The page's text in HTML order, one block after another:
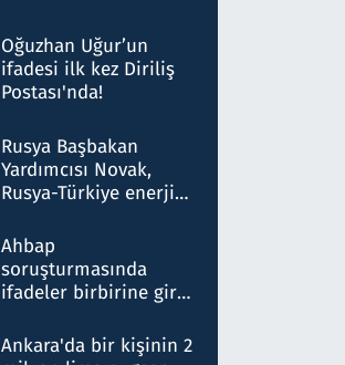
Oğuzhan Uğur’un
ifadesi ilk kez Diriliş
Postası'nda!
Rusya Başbakan
Yardımcısı Novak,
Rusya-Türkiye enerji
nitelikte olduğunu
belirtti
Ahbap
soruşturmasında
ifadeler birbirine girdi:
ifadelerinden ortaya
Ankara'da bir kişinin 2